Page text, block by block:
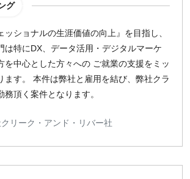
グ
ッショナルの生涯価値の向上』を目指し、
は特にDX、データ活用・デジタルマーケ
を中心とした方々への ご就業の支援をミッ
ます。 本件は弊社と雇用を結び、弊社クラ
務頂く案件となります。
リーク・アンド・リバー社